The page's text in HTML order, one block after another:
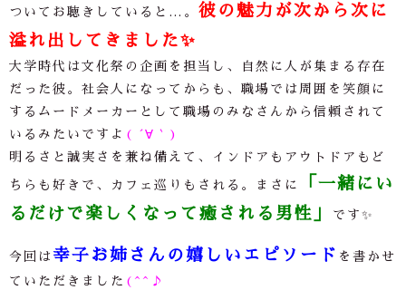
ついてお聴きしていると 。 彼の魅力が次から次に
溢れ出してきました ✨
大学時代は文化祭の企画を担当し、自然に人が集まる存在
だった彼。社会人になってからも、職場では周囲を笑顔に
するムードメーカーとして職場のみなさんから信頼されて
いるみたいですよ ( ´∀｀)
明るさと誠実さを兼ね備えて、インドアもアウトドアもど
ちらも好きで、カフェ巡りもされる。まさに
「一緒にい
るだけで楽しくなって癒される男性」
です✨
今回は 幸子お姉さんの嬉しいエピソード を書かせ
ていただきました (^^♪